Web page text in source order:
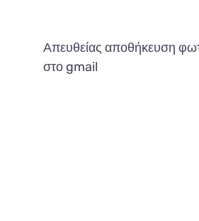
Απευθείας αποθήκευση
στο gmail